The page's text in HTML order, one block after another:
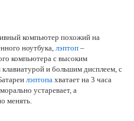
компьютер похожий на
ноутбука, лэптоп –
компьютера с высоким
и большим дисплеем, с
лэптопа хватает на 3 часа
устаревает, а
менять.